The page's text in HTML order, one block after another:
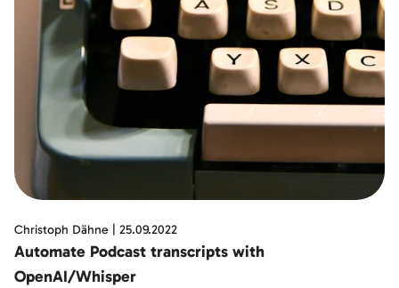
Christoph Dähne 25.09.2022
Automate Podcast transcripts with
OpenAI/Whisper